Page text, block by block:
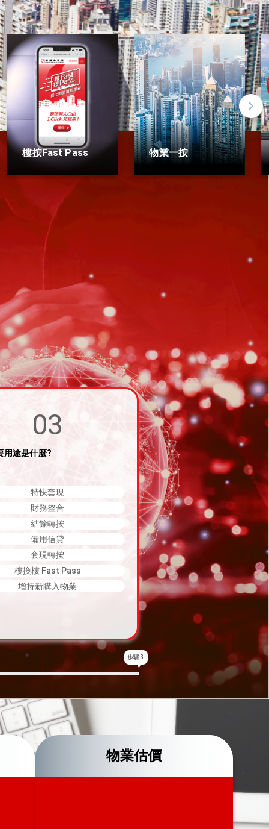
物業一按
全新升級物業估價平
台
03
用途是什麼?
特快套現
財務整合
結餘轉按
備用信貸
套現轉按
樓換樓 Fast Pass
增持新購入物業
步驟 3
物業估價